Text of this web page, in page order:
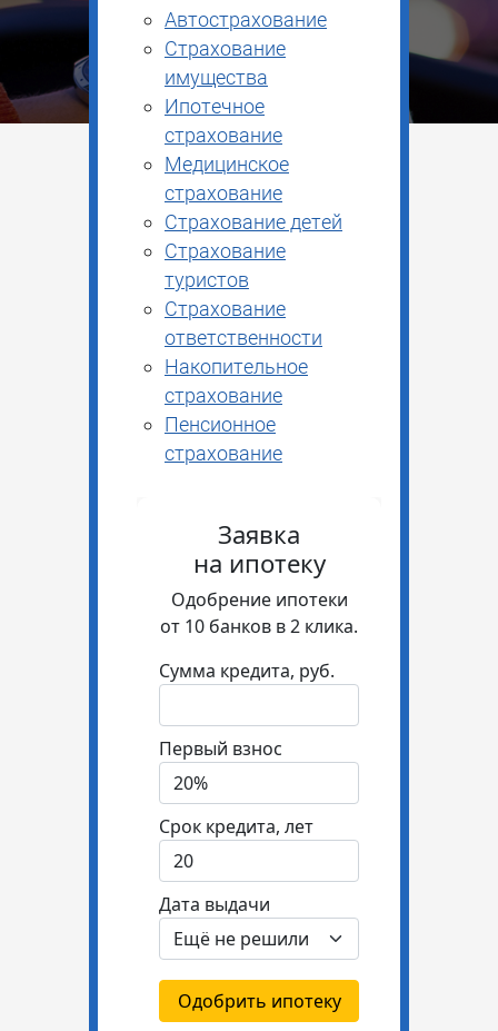
Автострахование
Страхование
имущества
Ипотечное
страхование
Медицинское
страхование
Страхование детей
Страхование
туристов
Страхование
ответственности
Накопительное
страхование
Пенсионное
страхование